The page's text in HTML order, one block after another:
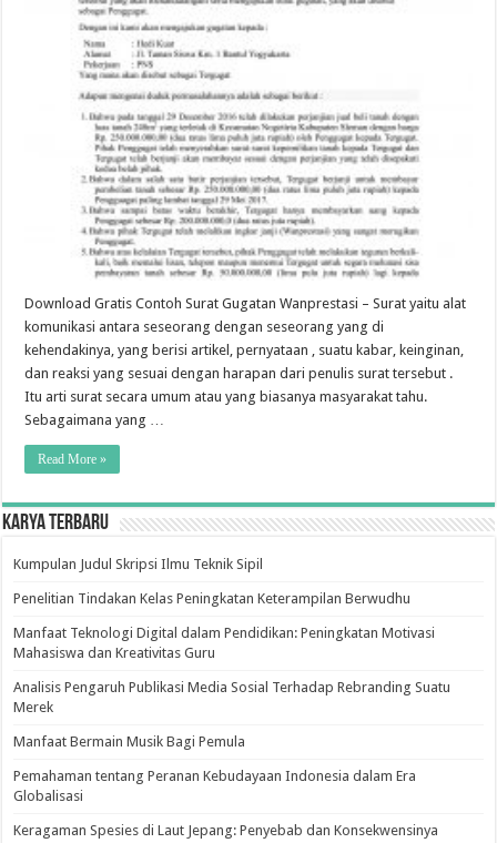
Download Gratis Contoh Surat Gugatan Wanprestasi – Surat yaitu alat
komunikasi antara seseorang dengan seseorang yang di
kehendakinya, yang berisi artikel, pernyataan , suatu kabar, keinginan,
dan reaksi yang sesuai dengan harapan dari penulis surat tersebut .
Itu arti surat secara umum atau yang biasanya masyarakat tahu.
Sebagaimana yang …
Read More »
Karya Terbaru
Kumpulan Judul Skripsi Ilmu Teknik Sipil
Penelitian Tindakan Kelas Peningkatan Keterampilan Berwudhu
Manfaat Teknologi Digital dalam Pendidikan: Peningkatan Motivasi
Mahasiswa dan Kreativitas Guru
Analisis Pengaruh Publikasi Media Sosial Terhadap Rebranding Suatu
Merek
Manfaat Bermain Musik Bagi Pemula
Pemahaman tentang Peranan Kebudayaan Indonesia dalam Era
Globalisasi
Keragaman Spesies di Laut Jepang: Penyebab dan Konsekwensinya